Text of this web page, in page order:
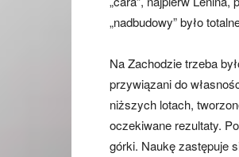
„nadbudowy” było
Na Zachodzie trzeba
przywiązani do
niższych lotach,
oczekiwane rezultaty.
górki. Naukę zastępuje